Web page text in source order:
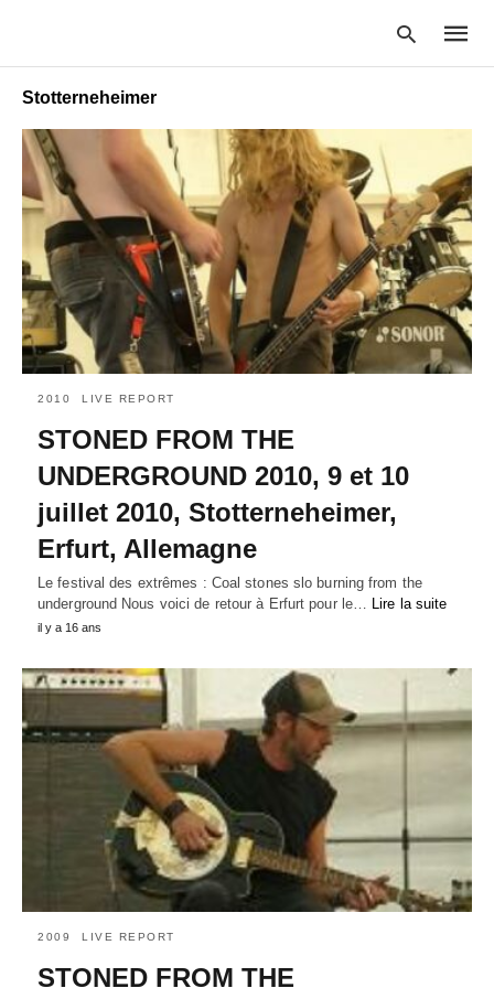
Type
your
search
query
and
hit
enter:
Stotterneheimer
2010 LIVE REPORT
STONED FROM THE
UNDERGROUND 2010, 9 et 10
juillet 2010, Stotterneheimer,
Erfurt, Allemagne
Le festival des extrêmes : Coal stones slo burning from the
underground Nous voici de retour à Erfurt pour le… Lire la suite
il y a 16 ans
2009 LIVE REPORT
STONED FROM THE